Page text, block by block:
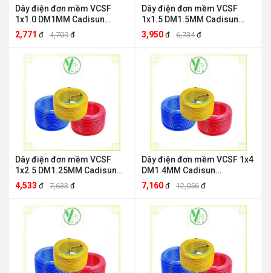
Dây điện đơn mềm VCSF
1x1.0 DM1MM Cadisun
DM1MM
2,771 đ 4,709 đ
Dây điện đơn mềm VCSF
1x1.5 DM1.5MM Cadisun
DM1.5MM
3,950 đ 6,734 đ
Dây điện đơn mềm VCSF
1x2.5 DM1.25MM Cadisun
DM1.25MM
4,533 đ 7,633 đ
Dây điện đơn mềm VCSF 1x4
DM1.4MM Cadisun
DM1.4MM
7,160 đ 12,056 đ